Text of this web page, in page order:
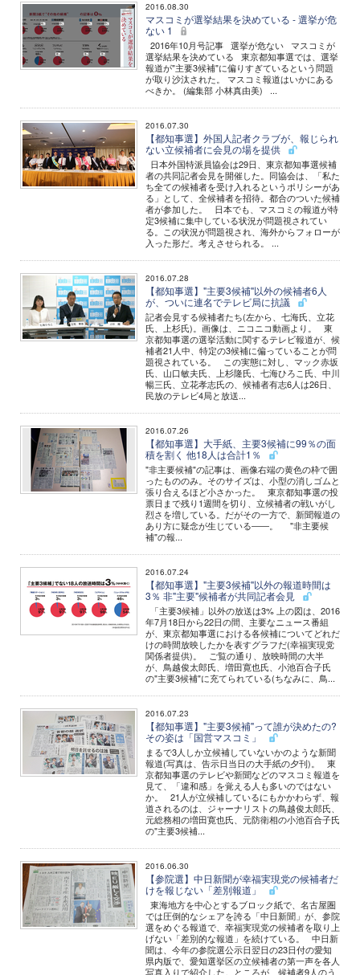
2016.08.30
マスコミが選挙結果を決めている - 選挙が危
ない 1
2016年10月号記事 選挙が危ない マスコミが
選挙結果を決めている 東京都知事選では、選挙
報道が"主要3候補"に偏りすぎているという問題
が取り沙汰された。 マスコミ報道はいかにある
べきか。 (編集部 小林真由美) ...
2016.07.30
【都知事選】外国人記者クラブが、報じられ
ない立候補者に会見の場を提供
日本外国特派員協会は29日、東京都知事選候補
者の共同記者会見を開催した。同協会は、「私た
ち全ての候補者を受け入れるというポリシーがあ
る」として、全候補者を招待。都合のついた候補
者が参加した。 日本でも、マスコミの報道が特
定3候補に集中している状況が問題視されてい
る。この状況が問題視され、海外からフォローが
入った形だ。考えさせられる。 ...
2016.07.28
【都知事選】"主要3候補"以外の候補者6人
が、ついに連名でテレビ局に抗議
記者会見する候補者たち(左から、七海氏、立花
氏、上杉氏)。画像は、ニコニコ動画より。 東
京都知事選の選挙活動に関するテレビ報道が、候
補者21人中、特定の3候補に偏っていることが問
題視されている。 この実態に対し、マック赤坂
氏、山口敏夫氏、上杉隆氏、七海ひろこ氏、中川
暢三氏、立花孝志氏の、候補者有志6人は26日、
民放のテレビ4局と放送...
2016.07.26
【都知事選】大手紙、主要3候補に99％の面
積を割く 他18人は合計1％
"非主要候補"の記事は、画像右端の黄色の枠で囲
ったもののみ。そのサイズは、小型の消しゴムと
張り合えるほど小さかった。 東京都知事選の投
票日まで残り1週間を切り、立候補者の戦いがし
烈さを増している。だがその一方で、新聞報道の
あり方に疑念が生じている――。 "非主要候
補"の報...
2016.07.24
【都知事選】"主要3候補"以外の報道時間は
3％ 非"主要"候補者が共同記者会見
「主要3候補」以外の放送は3% 上の図は、2016
年7月18日から22日の間、主要なニュース番組
が、東京都知事選における各候補についてどれだ
けの時間放映したかを表すグラフだ(幸福実現党
関係者提供)。 ご覧の通り、放映時間の大半
が、鳥越俊太郎氏、増田寛也氏、小池百合子氏
の"主要3候補"に充てられている(ちなみに、鳥...
2016.07.23
【都知事選】"主要3候補"って誰が決めたの?
その姿は「国営マスコミ」
まるで3人しか立候補していないかのような新聞
報道(写真は、告示日当日の大手紙の夕刊)。 東
京都知事選のテレビや新聞などのマスコミ報道を
見て、「違和感」を覚える人も多いのではない
か。 21人が立候補しているにもかかわらず、報
道されるのは、ジャーナリストの鳥越俊太郎氏、
元総務相の増田寛也氏、元防衛相の小池百合子氏
の"主要3候補...
2016.06.30
【参院選】中日新聞が幸福実現党の候補者だ
けを報じない「差別報道」
東海地方を中心とするブロック紙で、名古屋圏
では圧倒的なシェアを誇る「中日新聞」が、参院
選をめぐる報道で、幸福実現党の候補者を取り上
げない「差別的な報道」を続けている。 中日新
聞は、今年の参院選公示日翌日の23日付の愛知
県内版で、愛知選挙区の立候補者の第一声を各人
写真入りで紹介した。ところが、候補者9人のう